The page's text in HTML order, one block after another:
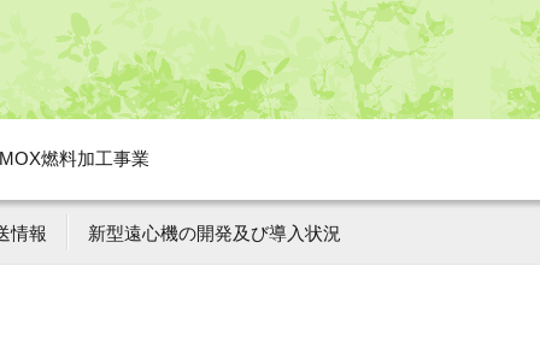
燃料加工事業
情報 新型遠心機の開発及び導入状況